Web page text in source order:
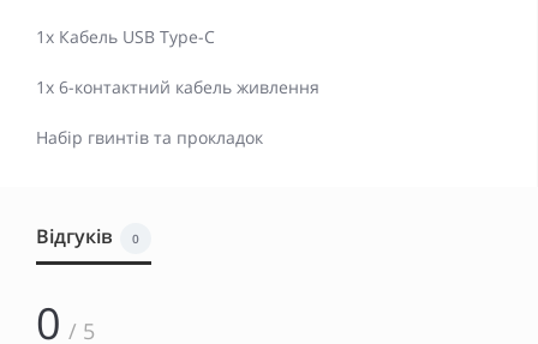
1x Кабель USB Type-C
1x 6-контактний кабель живлення
Набір гвинтів та прокладок
Відгуків 0
0 / 5